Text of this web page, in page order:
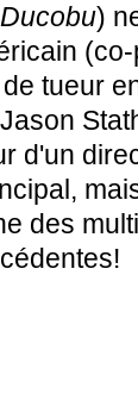
)
tueur
d'un
des